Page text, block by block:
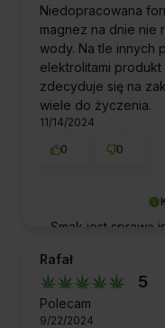
Smak jest sprawą
kubki smakowe.
dużo składników
Najlepiej jest
wymieszać,
ilość. Wtedy
Niedopracowana
magnez na dnie nie
wody. Na tle innych
elektrolitami
zdecyduje się na
wiele do życzenia.
11/14/2024
0
0
Rafał
5
Polecam
9/22/2024